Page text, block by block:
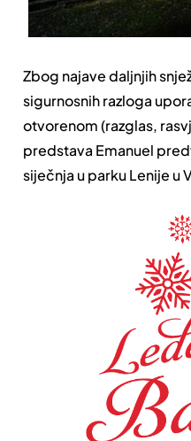
Zbog najave daljnjih
sigurnosnih razloga
otvorenom (razglas,
predstava Emanuel
siječnja u parku Lenije u